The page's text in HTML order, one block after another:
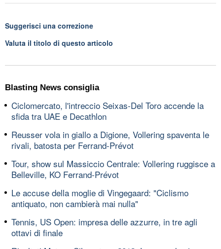
Suggerisci una correzione
Valuta il titolo di questo articolo
Blasting News consiglia
Ciclomercato, l'intreccio Seixas-Del Toro accende la
sfida tra UAE e Decathlon
Reusser vola in giallo a Digione, Vollering spaventa le
rivali, batosta per Ferrand-Prévot
Tour, show sul Massiccio Centrale: Vollering ruggisce a
Belleville, KO Ferrand-Prévot
Le accuse della moglie di Vingegaard: "Ciclismo
antiquato, non cambierà mai nulla"
Tennis, US Open: impresa delle azzurre, in tre agli
ottavi di finale